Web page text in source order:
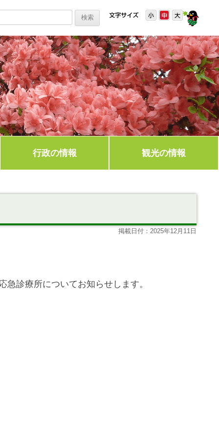
行政の情報 観光の情報
掲載日付：2025年12月11日
診療所についてお知らせします。